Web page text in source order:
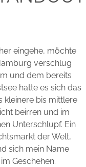
eingehe, möchte
verschlug
und dem bereits
hatte es sich das
kleinere bis mittlere
beirren und im
Unterschlupf. Ein
der Welt,
sich mein Name
Geschehen.